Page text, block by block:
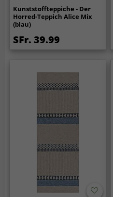
Kunststoffteppiche - Der
Horred-Teppich Alice Mix
(blau)
SFr. 39.99